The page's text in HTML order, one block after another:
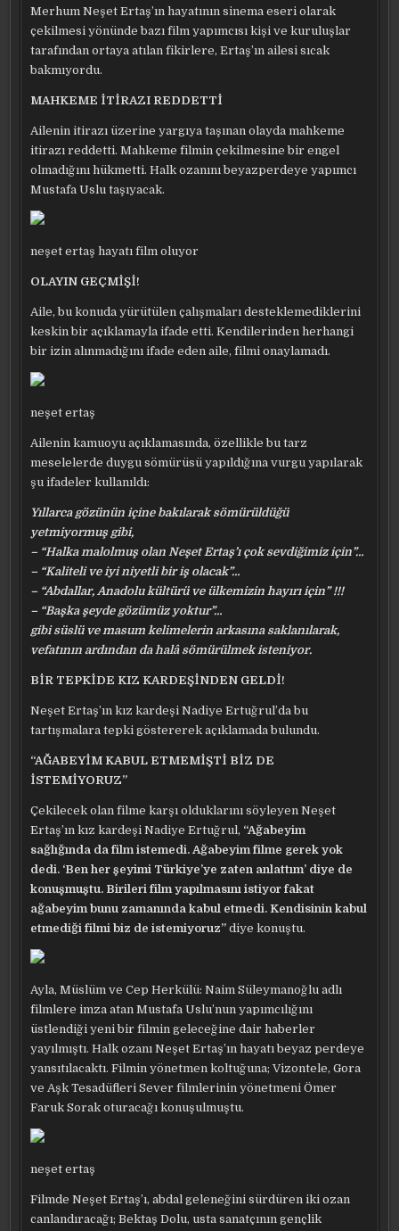
Merhum Neşet Ertaş’ın hayatının sinema eseri olarak
çekilmesi yönünde bazı film yapımcısı kişi ve kuruluşlar
tarafından ortaya atılan fikirlere, Ertaş’ın ailesi sıcak
bakmıyordu.
MAHKEME İTİRAZI REDDETTİ
Ailenin itirazı üzerine yargıya taşınan olayda mahkeme
itirazı reddetti. Mahkeme filmin çekilmesine bir engel
olmadığını hükmetti. Halk ozanını beyazperdeye yapımcı
Mustafa Uslu taşıyacak.
neşet ertaş hayatı film oluyor
OLAYIN GEÇMİŞİ!
Aile, bu konuda yürütülen çalışmaları desteklemediklerini
keskin bir açıklamayla ifade etti. Kendilerinden herhangi
bir izin alınmadığını ifade eden aile, filmi onaylamadı.
neşet ertaş
Ailenin kamuoyu açıklamasında, özellikle bu tarz
meselelerde duygu sömürüsü yapıldığına vurgu yapılarak
şu ifadeler kullanıldı:
Yıllarca gözünün içine bakılarak sömürüldüğü
yetmiyormuş gibi,
– “Halka malolmuş olan Neşet Ertaş’ı çok sevdiğimiz için”…
– “Kaliteli ve iyi niyetli bir iş olacak”…
– “Abdallar, Anadolu kültürü ve ülkemizin hayırı için” !!!
– “Başka şeyde gözümüz yoktur”…
gibi süslü ve masum kelimelerin arkasına saklanılarak,
vefatının ardından da halâ sömürülmek isteniyor.
BİR TEPKİDE KIZ KARDEŞİNDEN GELDİ!
Neşet Ertaş’ın kız kardeşi Nadiye Ertuğrul’da bu
tartışmalara tepki göstererek açıklamada bulundu.
“AĞABEYİM KABUL ETMEMİŞTİ BİZ DE
İSTEMİYORUZ”
Çekilecek olan filme karşı olduklarını söyleyen Neşet
Ertaş’ın kız kardeşi Nadiye Ertuğrul, “Ağabeyim
sağlığında da film istemedi. Ağabeyim filme gerek yok
dedi. ‘Ben her şeyimi Türkiye’ye zaten anlattım’ diye de
konuşmuştu. Birileri film yapılmasını istiyor fakat
ağabeyim bunu zamanında kabul etmedi. Kendisinin kabul
etmediği filmi biz de istemiyoruz” diye konuştu.
Ayla, Müslüm ve Cep Herkülü: Naim Süleymanoğlu adlı
filmlere imza atan Mustafa Uslu’nun yapımcılığını
üstlendiği yeni bir filmin geleceğine dair haberler
yayılmıştı. Halk ozanı Neşet Ertaş’ın hayatı beyaz perdeye
yansıtılacaktı. Filmin yönetmen koltuğuna; Vizontele, Gora
ve Aşk Tesadüfleri Sever filmlerinin yönetmeni Ömer
Faruk Sorak oturacağı konuşulmuştu.
neşet ertaş
Filmde Neşet Ertaş’ı, abdal geleneğini sürdüren iki ozan
canlandıracağı; Bektaş Dolu, usta sanatçının gençlik